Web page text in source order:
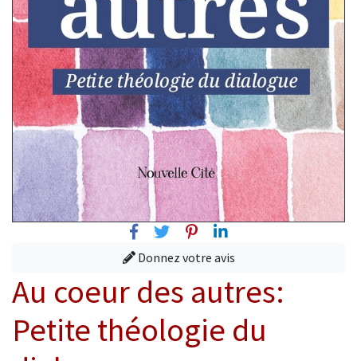
FacebookTwitterPinterest
Linkedin
Donnez votre avis
Au coeur des autres:
Petite théologie du